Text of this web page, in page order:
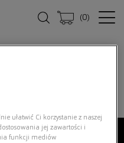
(0)
ułatwić Ci korzystanie z naszej
jej zawartości i
funkcji mediów